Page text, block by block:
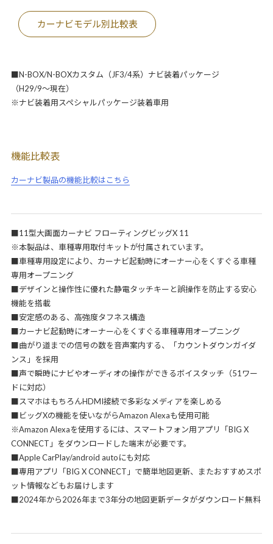
カーナビモデル別比較表
■N-BOX/N-BOXカスタム（JF3/4系）ナビ装着パッケージ
（H29/9～現在）
※ナビ装着用スペシャルパッケージ装着車用
機能比較表
カーナビ製品の機能比較はこちら
■11型大画面カーナビ フローティングビッグX 11
※本製品は、車種専用取付キットが付属されています。
■車種専用設定により、カーナビ起動時にオーナー心をくすぐる車種
専用オープニング
■デザインと操作性に優れた静電タッチキーと誤操作を防止する安心
機能を搭載
■安定感のある、高強度タフネス構造
■カーナビ起動時にオーナー心をくすぐる車種専用オープニング
■曲がり道までの信号の数を音声案内する、「カウントダウンガイダ
ンス」を採用
■声で瞬時にナビやオーディオの操作ができるボイスタッチ（51ワー
ドに対応）
■スマホはもちろんHDMI接続で多彩なメディアを楽しめる
■ビッグXの機能を使いながらAmazon Alexaも使用可能
※Amazon Alexaを使用するには、スマートフォン用アプリ「BIG X
CONNECT」をダウンロードした端末が必要です。
■Apple CarPlay/android autoにも対応
■専用アプリ「BIG X CONNECT」で簡単地図更新、またおすすめスポ
ット情報などもお届けします
■2024年から2026年まで3年分の地図更新データがダウンロード無料